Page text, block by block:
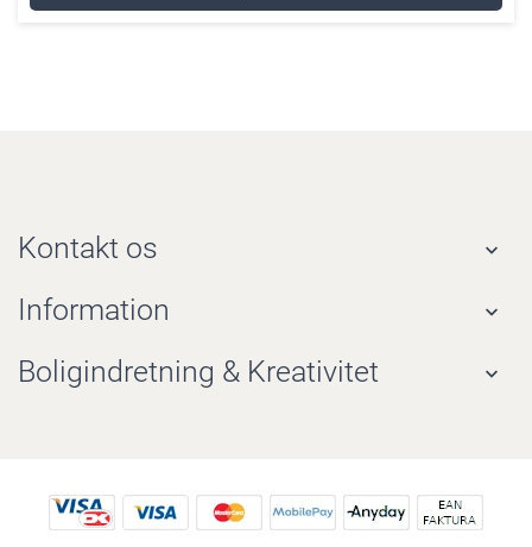
Kontakt os 
Information 
Boligindretning & Kreativitet 